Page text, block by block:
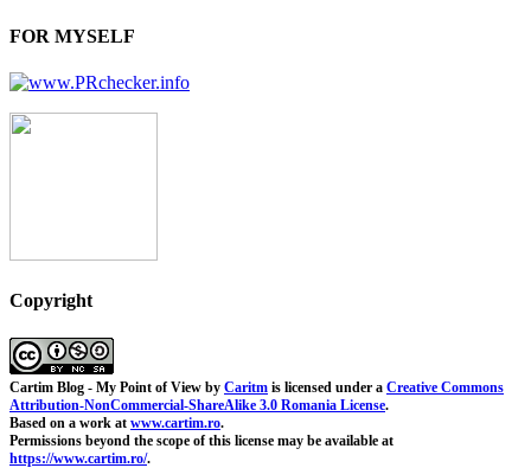
FOR MYSELF
Copyright
Cartim Blog - My Point of View by Caritm is licensed under a Creative Commons
Attribution-NonCommercial-ShareAlike 3.0 Romania License.
Based on a work at www.cartim.ro.
Permissions beyond the scope of this license may be available at
https://www.cartim.ro/.